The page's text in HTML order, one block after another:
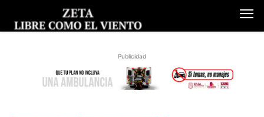
Publicidad